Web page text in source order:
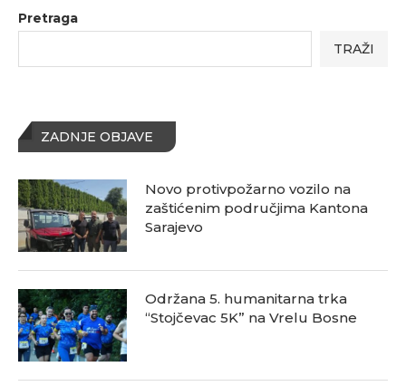
Pretraga
TRAŽI
ZADNJE OBJAVE
Novo protivpožarno vozilo na
zaštićenim područjima Kantona
Sarajevo
Održana 5. humanitarna trka
“Stojčevac 5K” na Vrelu Bosne